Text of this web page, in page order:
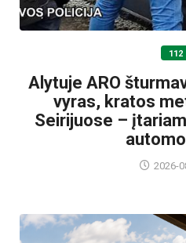
112
Alytuje ARO
vyras, kratos
Seirijuose –
2026-